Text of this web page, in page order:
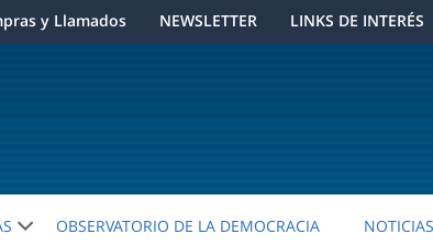
y Llamados NEWSLETTER LINKS DE INTERÉS
OBSERVATORIO DE LA DEMOCRACIA NOTICIAS